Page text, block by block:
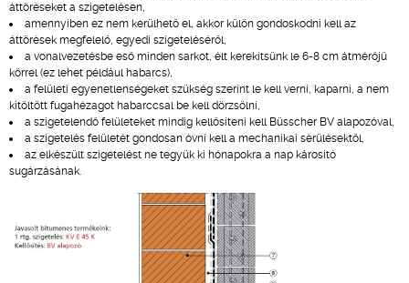
áttöréseket a szigetelésen,
amennyiben ez nem kerülhető el, akkor külön gondoskodni kell az
áttörések megfelelő, egyedi szigeteléséről,
a vonalvezetésbe eső minden sarkot, élt kerekítsünk le 6-8 cm átmérőjű
körrel (ez lehet például habarcs),
a felületi egyenetlenségeket szükség szerint le kell verni, kaparni, a nem
kitöltött fugahézagot habarccsal be kell dörzsölni,
a szigetelendő felületeket mindig kellősíteni kell Büsscher BV alapozóval,
a szigetelés felületét gondosan óvni kell a mechanikai sérülésektől,
az elkészült szigetelést ne tegyük ki hónapokra a nap károsító
sugárzásának.